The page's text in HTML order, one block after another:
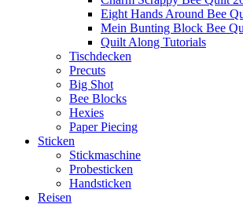
Eight Hands Around Bee
Mein Bunting Block Bee
Quilt Along Tutorials
Tischdecken
Precuts
Big Shot
Bee Blocks
Hexies
Paper Piecing
Sticken
Stickmaschine
Probesticken
Handsticken
Reisen